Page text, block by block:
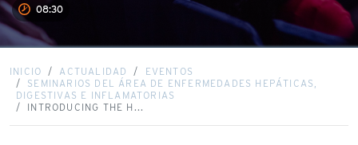
08:30
INICIO ACTUALIDAD
EVENTOS
SEMINARIOS DEL ÁREA DE ENFERMEDADES HEPÁTICAS,
DIGESTIVAS E INFLAMATORIAS
INTRODUCING THE H...